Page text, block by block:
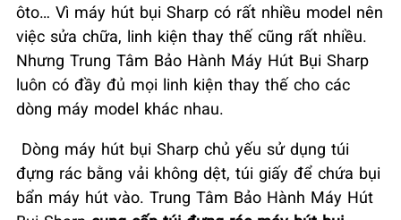
ôto… Vì máy hút bụi Sharp có rất nhiều model nên
việc sửa chữa, linh kiện thay thế cũng rất nhiều.
Nhưng Trung Tâm Bảo Hành Máy Hút Bụi Sharp
luôn có đầy đủ mọi linh kiện thay thế cho các
dòng máy model khác nhau.
Dòng máy hút bụi Sharp chủ yếu sử dụng túi
đựng rác bằng vải không dệt, túi giấy để chứa bụi
bẩn máy hút vào. Trung Tâm Bảo Hành Máy Hút